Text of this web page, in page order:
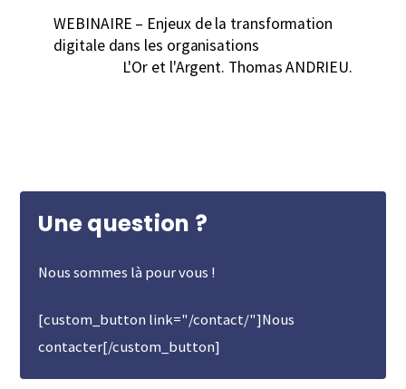
WEBINAIRE – Enjeux de la transformation
digitale dans les organisations
L'Or et l'Argent. Thomas ANDRIEU.
Une question ?
Nous sommes là pour vous !
[custom_button link="/contact/"]Nous
contacter[/custom_button]